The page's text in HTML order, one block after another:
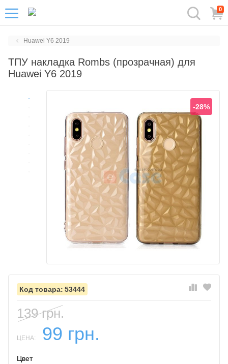
0
Huawei Y6 2019
ТПУ накладка Rombs (прозрачная) для
Huawei Y6 2019
-28%
53444
139 грн.
ЦЕНА: 99 грн.
Цвет